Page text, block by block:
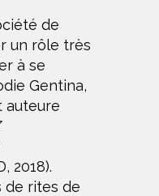
de
un rôle très
à se
Gentina,
auteure
2018).
de rites de